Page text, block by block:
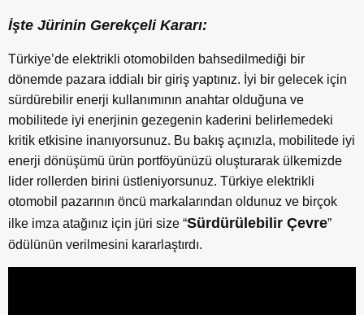
İşte Jürinin Gerekçeli Kararı:
Türkiye’de elektrikli otomobilden bahsedilmediği bir
dönemde pazara iddialı bir giriş yaptınız. İyi bir gelecek için
sürdürebilir enerji kullanımının anahtar olduğuna ve
mobilitede iyi enerjinin gezegenin kaderini belirlemedeki
kritik etkisine inanıyorsunuz. Bu bakış açınızla, mobilitede iyi
enerji dönüşümü ürün portföyünüzü oluşturarak ülkemizde
lider rollerden birini üstleniyorsunuz. Türkiye elektrikli
otomobil pazarının öncü markalarından oldunuz ve birçok
ilke imza atağınız için jüri size “Sürdürülebilir Çevre”
ödülünün verilmesini kararlaştırdı.